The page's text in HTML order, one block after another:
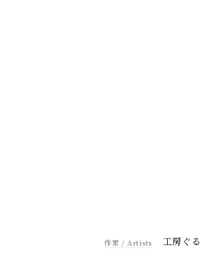
工房ぐ